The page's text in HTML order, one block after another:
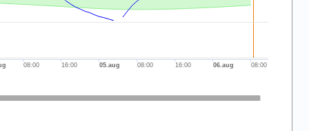
08:00 16:00 05.aug 08:00 16:00 06.aug 08:00